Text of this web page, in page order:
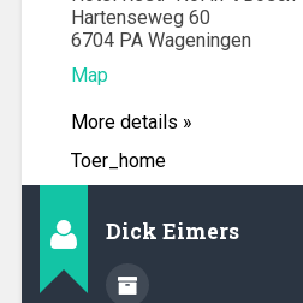
Hartenseweg 60
6704 PA Wageningen
Map
More details »
Toer_home
Dick Eimers